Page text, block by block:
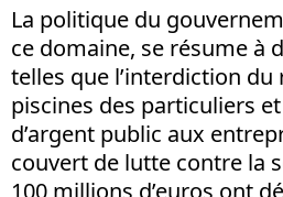
La politique du
ce domaine, se résume à
telles que l’interdiction du
piscines des particuliers
d’argent public aux
couvert de lutte contre la
100 millions d’euros ont